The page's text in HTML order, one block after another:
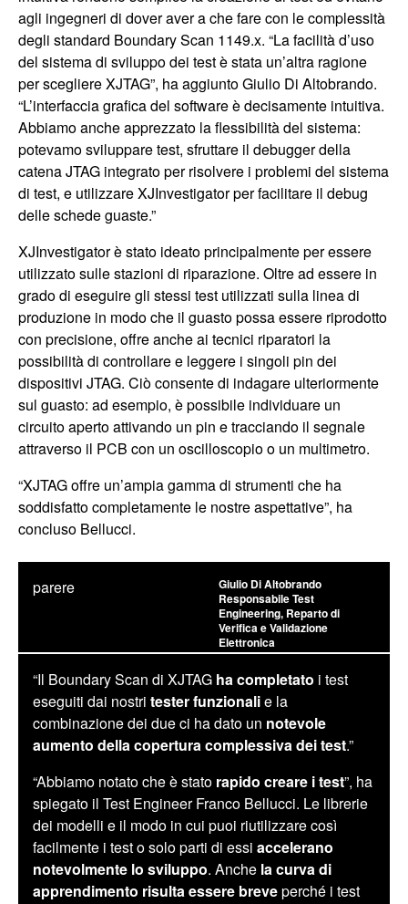
agli ingegneri di dover aver a che fare con le complessità
degli standard Boundary Scan 1149.x. “La facilità d’uso
del sistema di sviluppo dei test è stata un’altra ragione
per scegliere XJTAG”, ha aggiunto Giulio Di Altobrando.
“L’interfaccia grafica del software è decisamente intuitiva.
Abbiamo anche apprezzato la flessibilità del sistema:
potevamo sviluppare test, sfruttare il debugger della
catena JTAG integrato per risolvere i problemi del sistema
di test, e utilizzare XJInvestigator per facilitare il debug
delle schede guaste.”
XJInvestigator è stato ideato principalmente per essere
utilizzato sulle stazioni di riparazione. Oltre ad essere in
grado di eseguire gli stessi test utilizzati sulla linea di
produzione in modo che il guasto possa essere riprodotto
con precisione, offre anche ai tecnici riparatori la
possibilità di controllare e leggere i singoli pin dei
dispositivi JTAG. Ciò consente di indagare ulteriormente
sul guasto: ad esempio, è possibile individuare un
circuito aperto attivando un pin e tracciando il segnale
attraverso il PCB con un oscilloscopio o un multimetro.
“XJTAG offre un’ampia gamma di strumenti che ha
soddisfatto completamente le nostre aspettative”, ha
concluso Bellucci.
parere
Giulio Di Altobrando
Responsabile Test
Engineering, Reparto di
Verifica e Validazione
Elettronica
“Il Boundary Scan di XJTAG ha completato i test
eseguiti dai nostri tester funzionalie la
combinazione dei due ci ha dato un notevole
aumento della copertura complessiva dei test.”
“Abbiamo notato che è stato rapido creare i test”, ha
spiegato il Test Engineer Franco Bellucci. Le librerie
dei modelli e il modo in cui puoi riutilizzare così
facilmente i test o solo parti di essi accelerano
notevolmente lo sviluppo. Anche la curva di
apprendimento risulta essere breveperché i test